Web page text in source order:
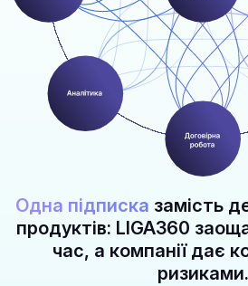
Одна підписка замість
продуктів: LIGA360
час, а компанії дає
ризиками.